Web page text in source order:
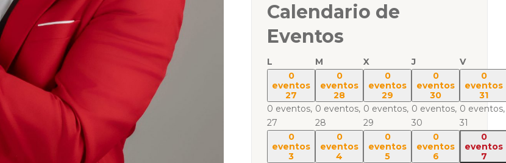
Calendario de
Eventos
L M X J
V
0
eventos
27
0 eventos,
27
0
eventos
28
0 eventos,
28
0
eventos
29
0 eventos,
29
0
eventos
30
0 eventos,
30
0
eventos
31
0 eventos,
31
0
eventos
3
0
eventos
4
0
eventos
5
0
eventos
6
0
eventos
7